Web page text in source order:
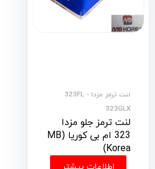
لنت ترمز مزدا 323FL -
323GLX
لنت ترمز جلو مزدا
323 ام بی کوریا (MB
Korea)